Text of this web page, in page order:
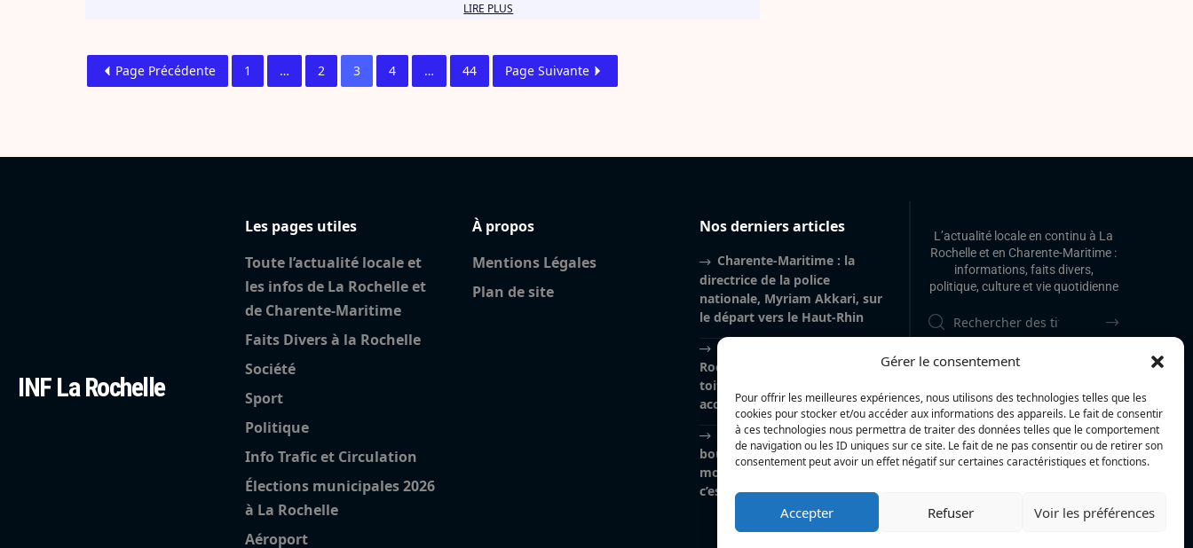
Gérer le consentement
Pour offrir les meilleures expériences, nous utilisons des technologies telles que les
cookies pour stocker et/ou accéder aux informations des appareils. Le fait de consentir
à ces technologies nous permettra de traiter des données telles que le comportement
de navigation ou les ID uniques sur ce site. Le fait de ne pas consentir ou de retirer son
consentement peut avoir un effet négatif sur certaines caractéristiques et fonctions.
Accepter Refuser Voir les préférences
LIRE PLUS
Page Précédente 1 … 2 3 4 … 44 Page Suivante
INF La Rochelle
Les pages utiles
Toute l’actualité locale et
les infos de La Rochelle et
de Charente-Maritime
Faits Divers à la Rochelle
Société
Sport
Politique
Info Trafic et Circulation
Élections municipales 2026
à La Rochelle
Aéroport
À propos
Mentions Légales
Plan de site
Nos derniers articles
Charente-Maritime : la
directrice de la police
nationale, Myriam Akkari, sur
le départ vers le Haut-Rhin
Incendie à la gare de La
Rochelle : près de 20 m² de
toiture brûlés, l’origine
accidentelle privilégiée
Nina Métayer : « Voir mes
boulangeries à La Rochelle et
mon salon de thé à l’île de Ré,
c’est un rêve qui se réalise »
L’actualité locale en continu à La
Rochelle et en Charente-Maritime :
informations, faits divers,
politique, culture et vie quotidienne